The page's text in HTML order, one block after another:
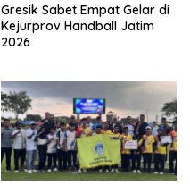
Gresik Sabet Empat Gelar di
Kejurprov Handball Jatim
2026